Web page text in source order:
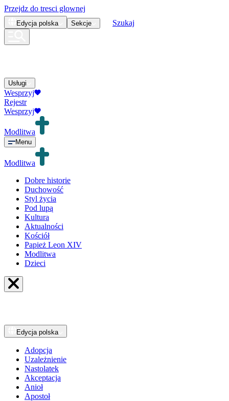
Przejdz do tresci glownej
Edycja polska Sekcje Szukaj
Usługi
Wesprzyj
Rejestr
Wesprzyj
Modlitwa
Menu
Modlitwa
Dobre historie
Duchowość
Styl życia
Pod lupą
Kultura
Aktualności
Kościół
Papież Leon XIV
Modlitwa
Dzieci
Edycja polska
Adopcja
Uzależnienie
Nastolatek
Akceptacja
Anioł
Apostoł